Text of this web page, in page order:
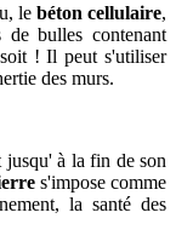
le béton cellulaire,
de bulles contenant
! Il peut s'utiliser
des murs.
jusqu' à la fin de son
s'impose comme
la santé des